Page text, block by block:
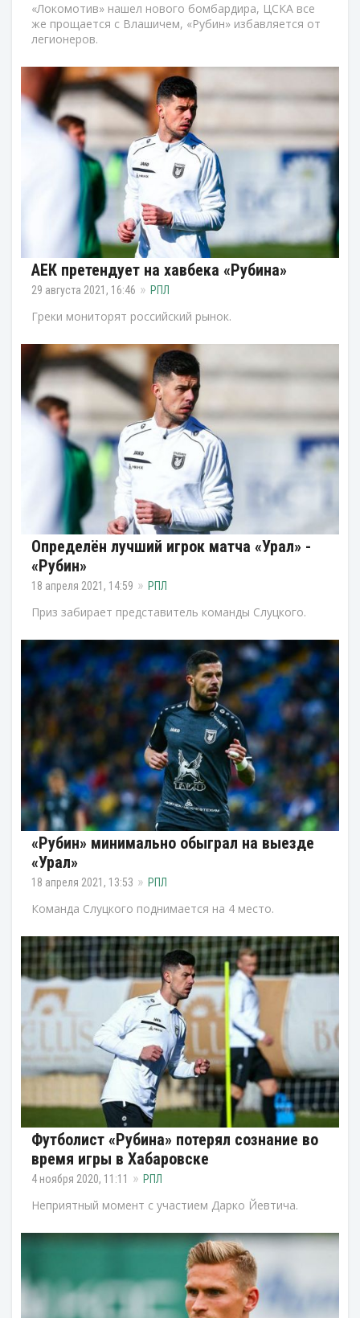
«Локомотив» нашел нового бомбардира, ЦСКА все
же прощается с Влашичем, «Рубин» избавляется от
легионеров.
АЕК претендует на хавбека «Рубина»
29 августа 2021, 16:46 РПЛ
Греки мониторят российский рынок.
Определён лучший игрок матча «Урал» -
«Рубин»
18 апреля 2021, 14:59 РПЛ
Приз забирает представитель команды Слуцкого.
«Рубин» минимально обыграл на выезде
«Урал»
18 апреля 2021, 13:53 РПЛ
Команда Слуцкого поднимается на 4 место.
Футболист «Рубина» потерял сознание во
время игры в Хабаровске
4 ноября 2020, 11:11 РПЛ
Неприятный момент с участием Дарко Йевтича.